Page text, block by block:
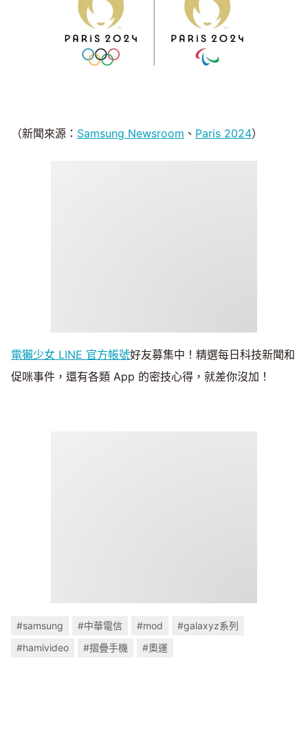
（新聞來源： Samsung Newsroom 、 Paris 2024）
電獺少女 LINE 官方帳號好友募集中！精選每日科技新聞和
促咪事件，還有各類 App 的密技心得，就差你沒加！
#samsung #中華電信 #mod
#galaxyz系列
#hamivideo
#摺疊手機 #奧運